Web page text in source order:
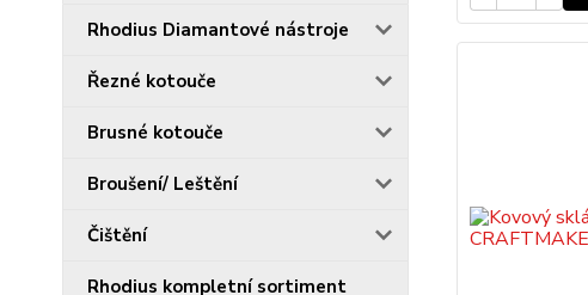
Rhodius Diamantové nástroje
Řezné kotouče
Brusné kotouče
Broušení/ Leštění
Čištění
Rhodius kompletní sortiment